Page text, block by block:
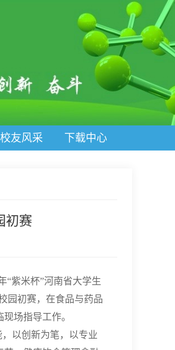
校友风采 下载中心
初赛
“紫米杯”河南省大学生
园初赛，在食品与药品
场指导工作。
以创新为笔，以专业